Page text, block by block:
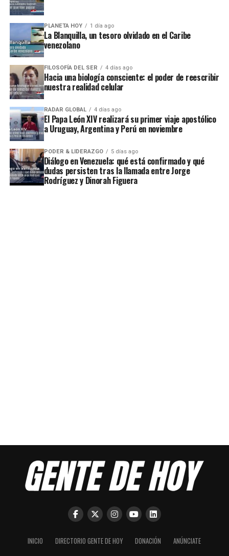
PLANETA HOY 1 día ago
La Blanquilla, un tesoro olvidado en el Caribe
venezolano
FILOSOFÍA DEL SER 4 días ago
Hacia una biología consciente: el poder de reescribir
nuestra realidad celular
RADAR GLOBAL 4 días ago
El Papa León XIV realizará su primer viaje apostólico
a Uruguay, Argentina y Perú en noviembre
PODER & LIDERAZGO 5 días ago
Diálogo en Venezuela: qué está confirmado y qué
dudas persisten tras la llamada entre Jorge
Rodríguez y Dinorah Figuera
INICIO DIRECTORIO GENTE DE HOY DONACIÓN ANÚNCIATE